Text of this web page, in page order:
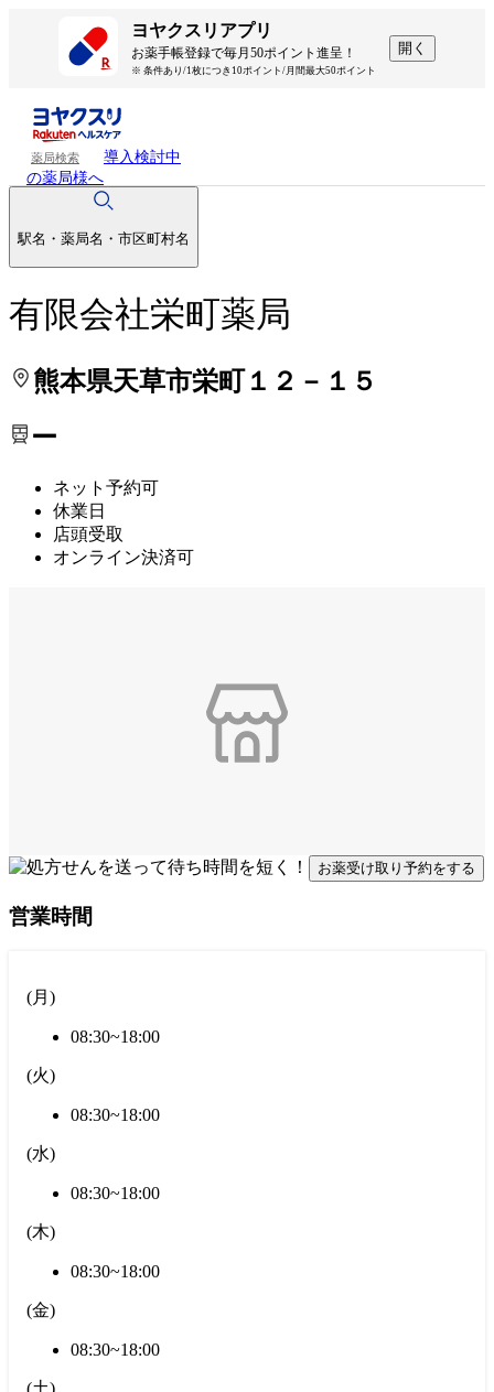
ヨヤクスリアプリ
お薬手帳登録で毎月50ポイント進呈！
※ 条件あり/1枚につき10ポイント/月間最大50ポイント
開く
薬局検索
導入検討中
の薬局様へ
駅名・薬局名・市区町村名
有限会社栄町薬局
熊本県天草市栄町１２－１５
ー
ネット予約可
休業日
店頭受取
オンライン決済可
処方せんを送って待ち時間を短く！
お薬受け取り予約をする
営業時間
(月 )
08:30~18:00
(火)
08:30~18:00
(水)
08:30~18:00
(木)
08:30~18:00
(金)
08:30~18:00
処方せんを送って待ち時間を短く！